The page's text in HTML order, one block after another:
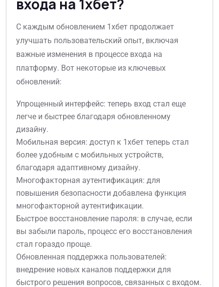
входа на 1хбет?
С каждым обновлением 1хбет продолжает
улучшать пользовательский опыт, включая
важные изменения в процессе входа на
платформу. Вот некоторые из ключевых
обновлений:
Упрощенный интерфейс: теперь вход стал еще
легче и быстрее благодаря обновленному
дизайну.
Мобильная версия: доступ к 1хбет теперь стал
более удобным с мобильных устройств,
благодаря адаптивному дизайну.
Многофакторная аутентификация: для
повышения безопасности добавлена функция
многофакторной аутентификации.
Быстрое восстановление пароля: в случае, если
вы забыли пароль, процесс его восстановления
стал гораздо проще.
Обновленная поддержка пользователей:
внедрение новых каналов поддержки для
быстрого решения вопросов, связанных с входом.